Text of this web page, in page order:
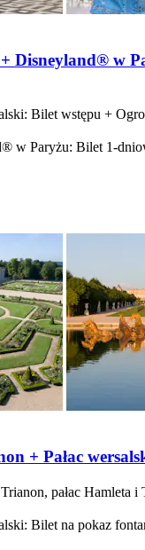
+ Disneyland® w
Bilet wstępu +
w Paryżu: Bilet 1-
+ Pałac
Trianon, pałac Hamleta
Bilet na pokaz